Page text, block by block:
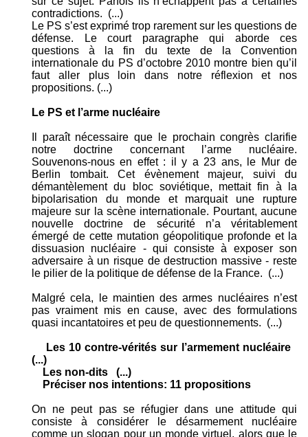
contradictions. (...)
Le PS s’est exprimé trop rarement sur les questions de
défense. Le court paragraphe qui aborde ces
questions à la fin du texte de la Convention
internationale du PS d’octobre 2010 montre bien qu’il
faut aller plus loin dans notre réflexion et nos
propositions. (...)
Le PS et l’arme nucléaire
Il paraît nécessaire que le prochain congrès clarifie
notre doctrine concernant l’arme nucléaire.
Souvenons-nous en effet : il y a 23 ans, le Mur de
Berlin tombait. Cet évènement majeur, suivi du
démantèlement du bloc soviétique, mettait fin à la
bipolarisation du monde et marquait une rupture
majeure sur la scène internationale. Pourtant, aucune
nouvelle doctrine de sécurité n’a véritablement
émergé de cette mutation géopolitique profonde et la
dissuasion nucléaire - qui consiste à exposer son
adversaire à un risque de destruction massive - reste
le pilier de la politique de défense de la France. (...)
Malgré cela, le maintien des armes nucléaires n’est
pas vraiment mis en cause, avec des formulations
quasi incantatoires et peu de questionnements. (...)
Les 10 contre-vérités sur l’armement nucléaire
(...)
Les non-dits (...)
Préciser nos intentions: 11 propositions
On ne peut pas se réfugier dans une attitude qui
consiste à considérer le désarmement nucléaire
comme un slogan pour un monde virtuel, alors que le